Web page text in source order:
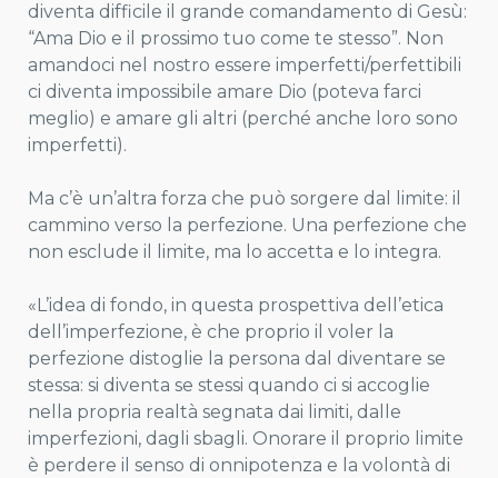
diventa difficile il grande comandamento di Gesù:
“Ama Dio e il prossimo tuo come te stesso”. Non
amandoci nel nostro essere imperfetti/perfettibili
ci diventa impossibile amare Dio (poteva farci
meglio) e amare gli altri (perché anche loro sono
imperfetti).
Ma c’è un’altra forza che può sorgere dal limite: il
cammino verso la perfezione. Una perfezione che
non esclude il limite, ma lo accetta e lo integra.
«L’idea di fondo, in questa prospettiva dell’etica
dell’imperfezione, è che proprio il voler la
perfezione distoglie la persona dal diventare se
stessa: si diventa se stessi quando ci si accoglie
nella propria realtà segnata dai limiti, dalle
imperfezioni, dagli sbagli. Onorare il proprio limite
è perdere il senso di onnipotenza e la volontà di